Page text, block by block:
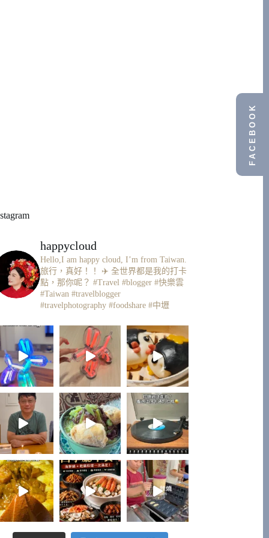
happycloud
Hello,I am happy cloud, I’m from Taiwan.
旅行，真好！！ ✈️ 全世界都是我的打卡
點，那你呢？ #Travel #blogger #快樂雲
#Taiwan #travelblogger
#travelphotography #foodshare #中壢
FACEBOOK